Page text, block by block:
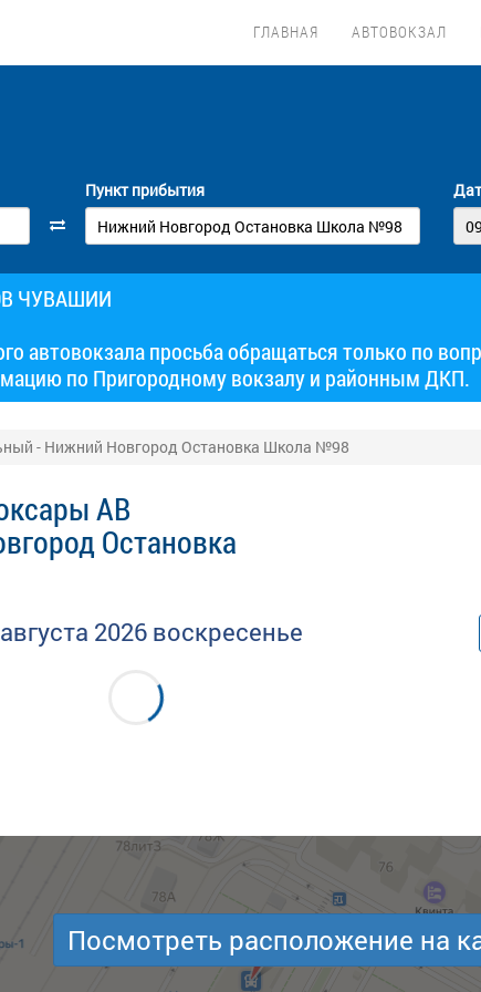
ГЛАВНАЯ АВТОВОКЗАЛ
Пункт прибытия
ЧУВАШИИ
автовокзала просьба обращаться только по
по Пригородному вокзалу и районным ДКП.
- Нижний Новгород Остановка Школа №98
АВ
Остановка
2026 воскресенье
Посмотреть расположение на